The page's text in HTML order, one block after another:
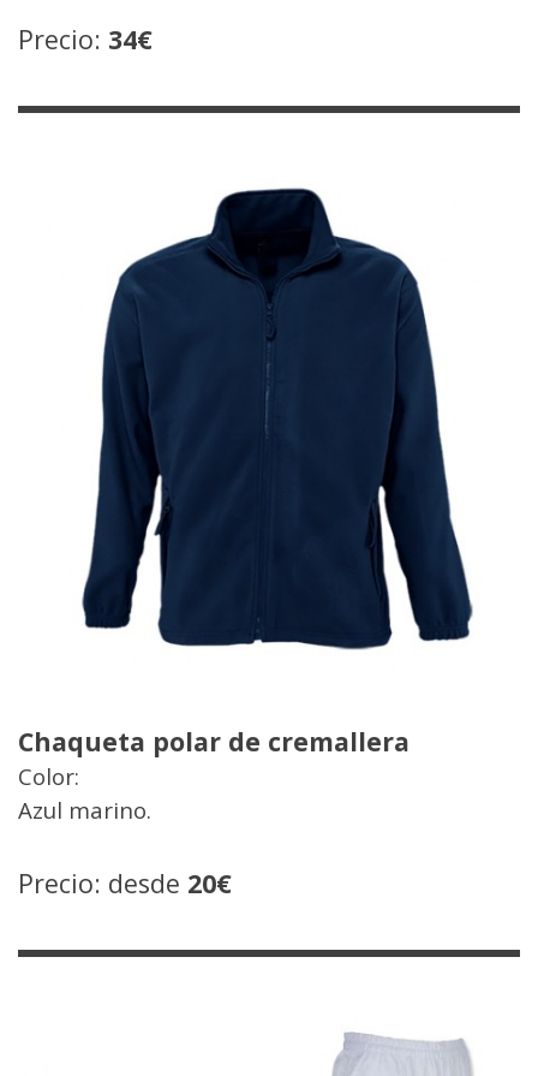
Precio: 34€
Chaqueta polar de cremallera
Color:
Azul marino.
Precio: desde 20€